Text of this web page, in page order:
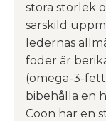
stora storlek
särskild
ledernas
foder är
(omega-3-
bibehålla en
Coon har en